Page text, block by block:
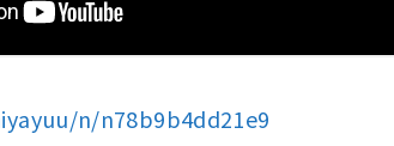
n/n78b9b4dd21e9